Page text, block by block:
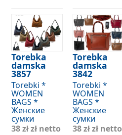
Torebka
damska
3857
Torebki *
WOMEN
BAGS *
Женские
сумки
38 złzł netto
Torebka
damska
3842
Torebki *
WOMEN
BAGS *
Женские
сумки
38 złzł netto